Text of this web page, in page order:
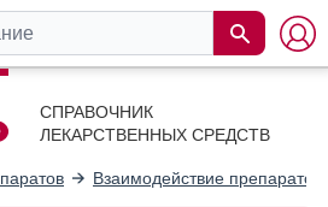
СПРАВОЧНИК
ЛЕКАРСТВЕННЫХ СРЕДСТВ
Взаимодействие препаратов